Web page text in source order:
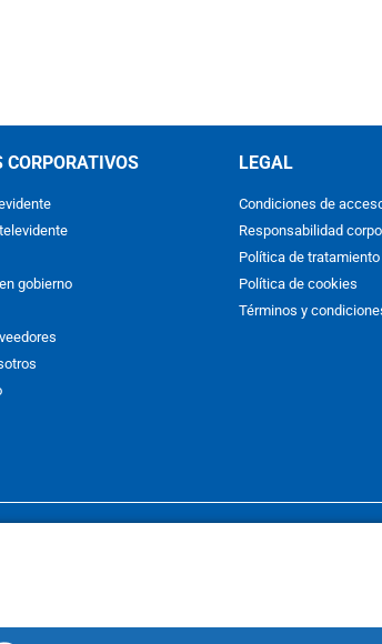
CORPORATIVOS
gobierno
LEGAL
Condiciones de
Responsabilidad
Política de
Política de cookies
Términos y
así como su traducción a cualquier idioma
permission is prohibited. All rights